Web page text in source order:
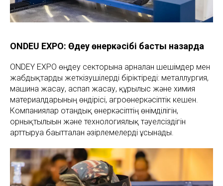
ONDEU EXPO: Өңдеу өнеркәсібі басты назарда
ONDEY EXPO өңдеу секторына арналған шешімдер мен
жабдықтарды жеткізушілерді біріктіреді: металлургия,
машина жасау, аспап жасау, құрылыс және химия
материалдарының өндірісі, агроөнеркәсіптік кешен.
Компаниялар отандық өнеркәсіптің өнімділігін,
орнықтылығын және технологиялық тәуелсіздігін
арттыруға бағытталған әзірлемелерді ұсынады.